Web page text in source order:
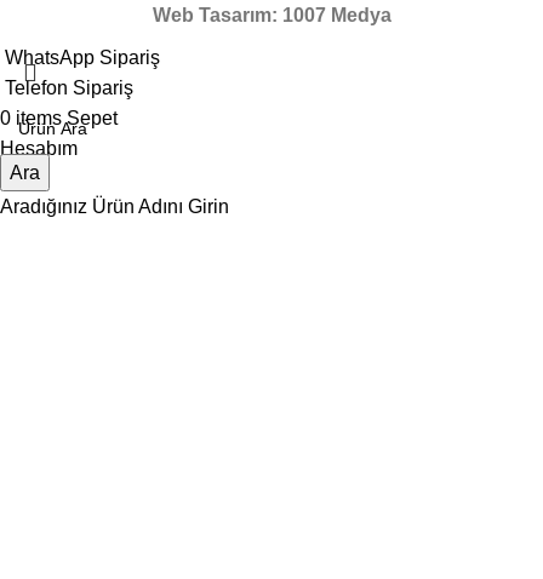
Web Tasarım: 1007 Medya
Ara
Aradığınız Ürün Adını Girin
WhatsApp Sipariş
Telefon Sipariş
0 items Sepet
Hesabım